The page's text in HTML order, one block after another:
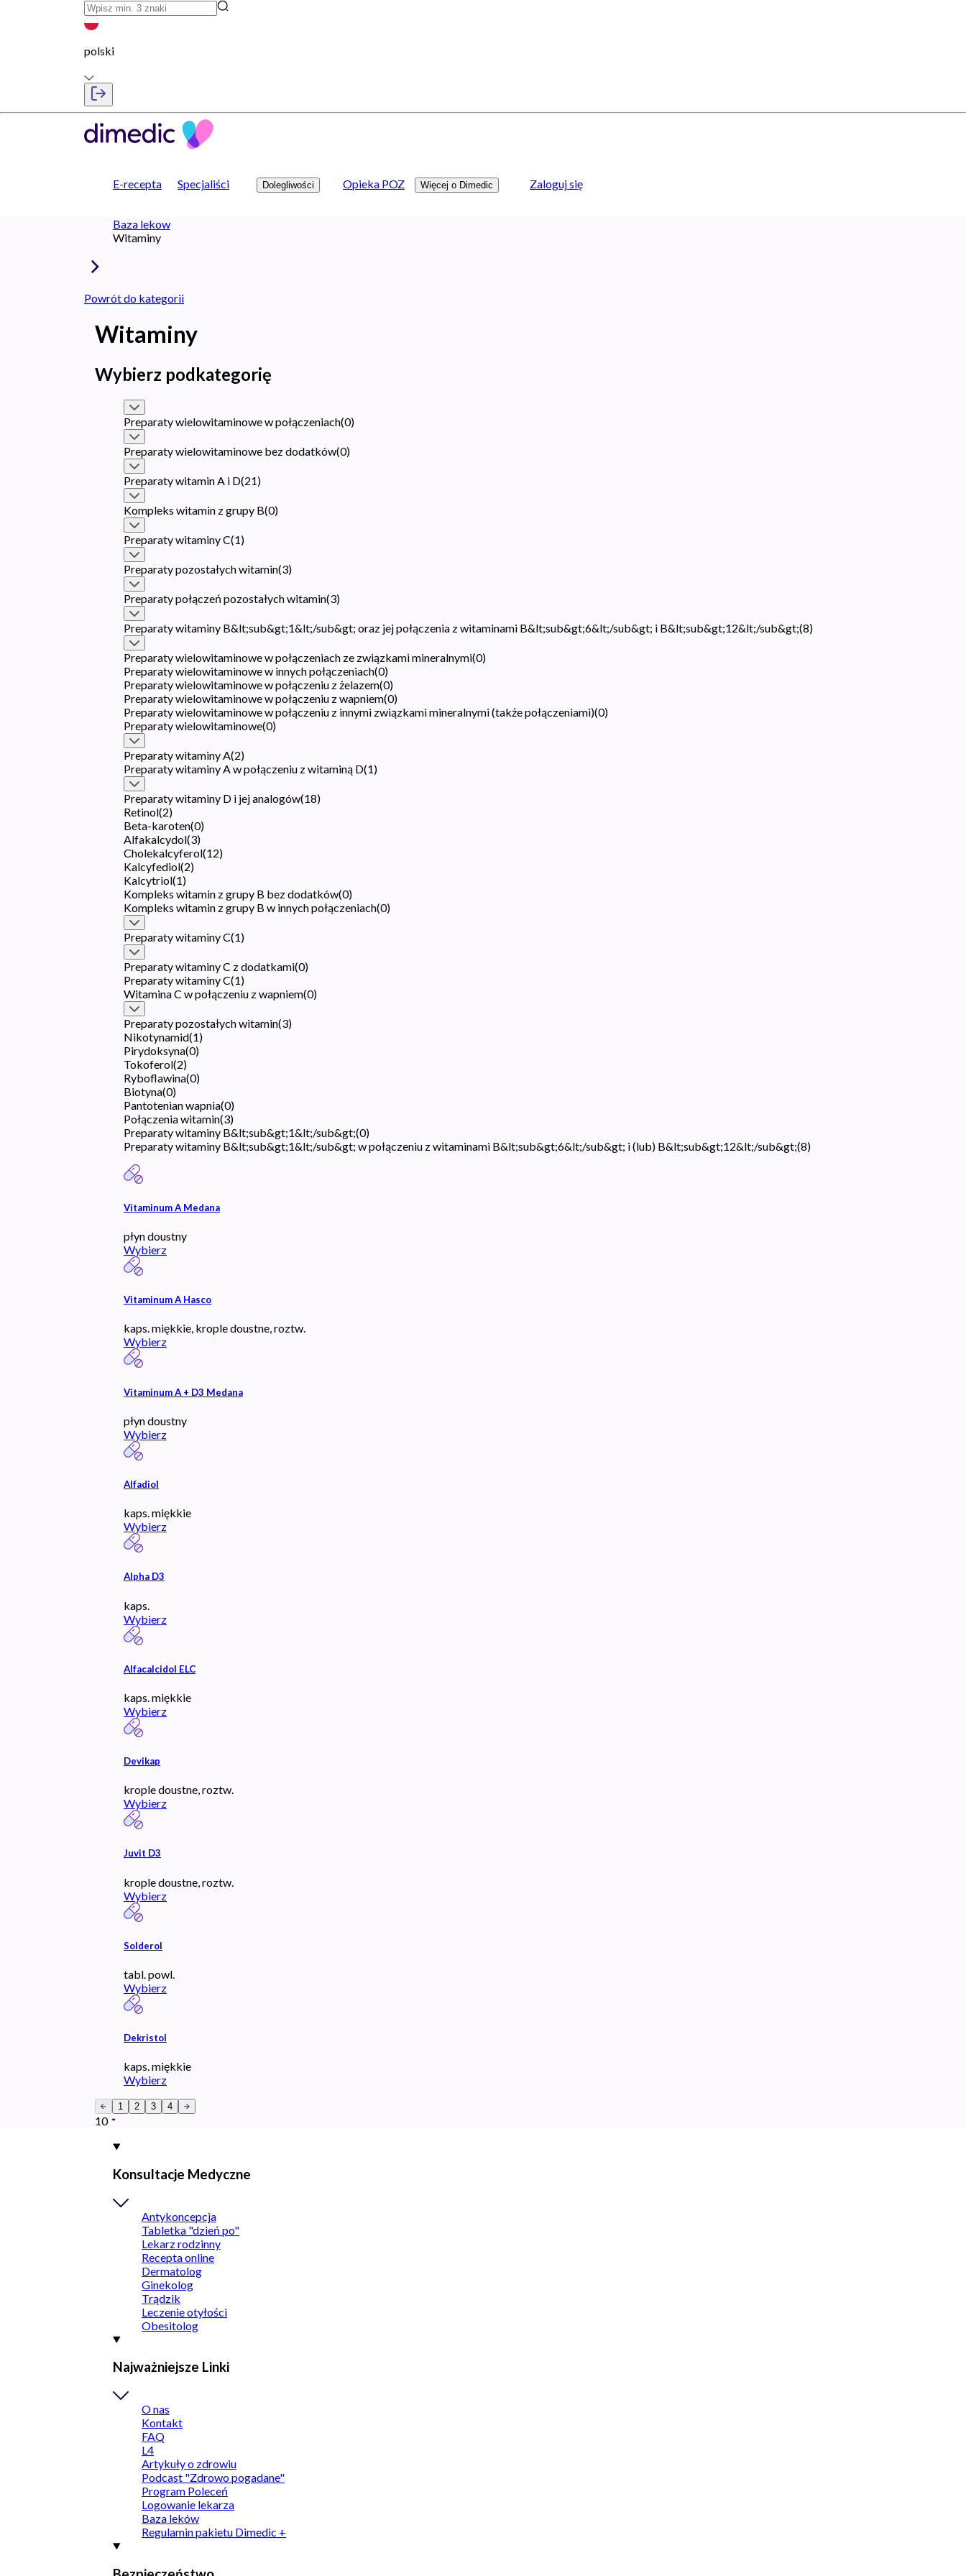
polski
E-recepta Specjaliści Dolegliwości Opieka POZ Więcej o Dimedic Zaloguj się
Baza lekow
Witaminy
Powrót do kategorii
Witaminy
Wybierz podkategorię
Preparaty wielowitaminowe w połączeniach(0)
Preparaty wielowitaminowe bez dodatków(0)
Preparaty witamin A i D(21)
Kompleks witamin z grupy B(0)
Preparaty witaminy C(1)
Preparaty pozostałych witamin(3)
Preparaty połączeń pozostałych witamin(3)
Preparaty witaminy B&lt;sub&gt;1&lt;/sub&gt; oraz jej połączenia z witaminami B&lt;sub&gt;6&lt;/sub&gt; i B&lt;sub&gt;12&lt;/sub&gt;(8)
Preparaty wielowitaminowe w połączeniach ze związkami mineralnymi(0)
Preparaty wielowitaminowe w innych połączeniach(0)
Preparaty wielowitaminowe w połączeniu z żelazem(0)
Preparaty wielowitaminowe w połączeniu z wapniem(0)
Preparaty wielowitaminowe w połączeniu z innymi związkami mineralnymi (także połączeniami)(0)
Preparaty wielowitaminowe(0)
Preparaty witaminy A(2)
Preparaty witaminy A w połączeniu z witaminą D(1)
Preparaty witaminy D i jej analogów(18)
Retinol(2)
Beta-karoten(0)
Alfakalcydol(3)
Cholekalcyferol(12)
Kalcyfediol(2)
Kalcytriol(1)
Kompleks witamin z grupy B bez dodatków(0)
Kompleks witamin z grupy B w innych połączeniach(0)
Preparaty witaminy C(1)
Preparaty witaminy C z dodatkami(0)
Preparaty witaminy C(1)
Witamina C w połączeniu z wapniem(0)
Preparaty pozostałych witamin(3)
Nikotynamid(1)
Pirydoksyna(0)
Tokoferol(2)
Ryboflawina(0)
Biotyna(0)
Pantotenian wapnia(0)
Połączenia witamin(3)
Preparaty witaminy B&lt;sub&gt;1&lt;/sub&gt;(0)
Preparaty witaminy B&lt;sub&gt;1&lt;/sub&gt; w połączeniu z witaminami B&lt;sub&gt;6&lt;/sub&gt; i (lub) B&lt;sub&gt;12&lt;/sub&gt;(8)
Vitaminum A Medana
płyn doustny
Wybierz
Vitaminum A Hasco
kaps. miękkie, krople doustne, roztw.
Wybierz
Vitaminum A + D3 Medana
płyn doustny
Wybierz
Alfadiol
kaps. miękkie
Wybierz
Alpha D3
kaps.
Wybierz
Alfacalcidol ELC
kaps. miękkie
Wybierz
Devikap
krople doustne, roztw.
Wybierz
Juvit D3
krople doustne, roztw.
Wybierz
Solderol
tabl. powl.
Wybierz
Dekristol
kaps. miękkie
Wybierz
1 2 3 4
10
Konsultacje Medyczne
Antykoncepcja
Tabletka "dzień po"
Lekarz rodzinny
Recepta online
Dermatolog
Ginekolog
Trądzik
Leczenie otyłości
Obesitolog
Najważniejsze Linki
O nas
Kontakt
FAQ
L4
Artykuły o zdrowiu
Podcast "Zdrowo pogadane"
Program Poleceń
Logowanie lekarza
Baza leków
Regulamin pakietu Dimedic +